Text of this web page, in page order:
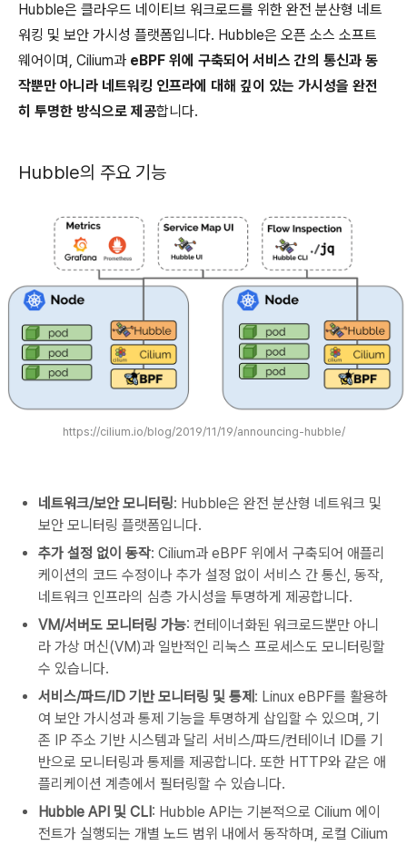
Hubble은 클라우드 네이티브 워크로드를 위한 완전 분산형 네트
워킹 및 보안 가시성 플랫폼입니다. Hubble은 오픈 소스 소프트
웨어이며, Cilium과 eBPF 위에 구축되어 서비스 간의 통신과 동
작뿐만 아니라 네트워킹 인프라에 대해 깊이 있는 가시성을 완전
히 투명한 방식으로 제공합니다.
Hubble의 주요 기능
https://cilium.io/blog/2019/11/19/announcing-hubble/
네트워크/보안 모니터링: Hubble은 완전 분산형 네트워크 및
보안 모니터링 플랫폼입니다.
추가 설정 없이 동작: Cilium과 eBPF 위에서 구축되어 애플리
케이션의 코드 수정이나 추가 설정 없이 서비스 간 통신, 동작,
네트워크 인프라의 심층 가시성을 투명하게 제공합니다.
VM/서버도 모니터링 가능: 컨테이너화된 워크로드뿐만 아니
라 가상 머신(VM)과 일반적인 리눅스 프로세스도 모니터링할
수 있습니다.
서비스/파드/ID 기반 모니터링 및 통제 : Linux eBPF를 활용하
여 보안 가시성과 통제 기능을 투명하게 삽입할 수 있으며, 기
존 IP 주소 기반 시스템과 달리 서비스/파드/컨테이너 ID를 기
반으로 모니터링과 통제를 제공합니다. 또한 HTTP와 같은 애
플리케이션 계층에서 필터링할 수 있습니다.
Hubble API 및 CLI: Hubble API는 기본적으로 Cilium 에이
전트가 실행되는 개별 노드 범위 내에서 동작하며, 로컬 Cilium